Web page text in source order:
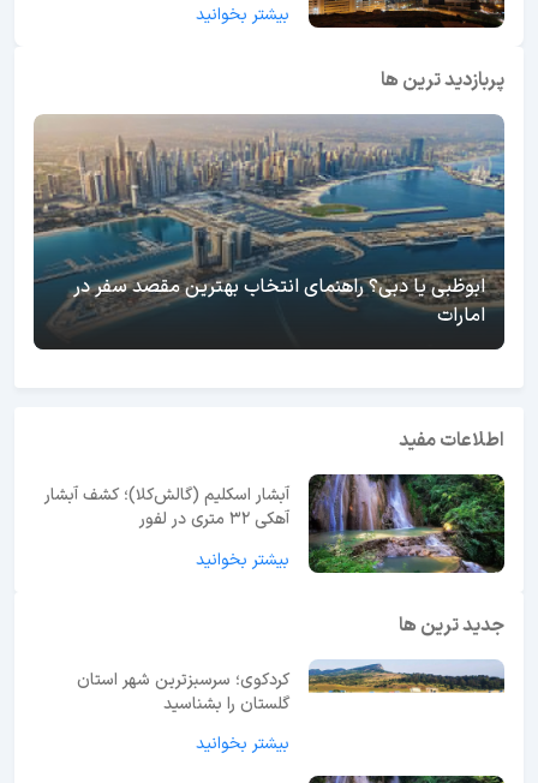
بیشتر بخوانید
پربازدید ترین ها
ابوظبی یا دبی؟ راهنمای انتخاب بهترین مقصد سفر در
امارات
اطلاعات مفید
آبشار اسکلیم (گالش‌کلا)؛ کشف آبشار
آهکی ۳۲ متری در لفور
بیشتر بخوانید
جدید ترین ها
کردکوی؛ سرسبزترین شهر استان
گلستان را بشناسید
بیشتر بخوانید